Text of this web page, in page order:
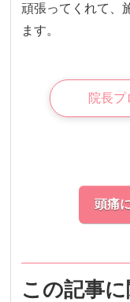
頑張ってくれて、
ます。
院長プ
頭痛
この記事